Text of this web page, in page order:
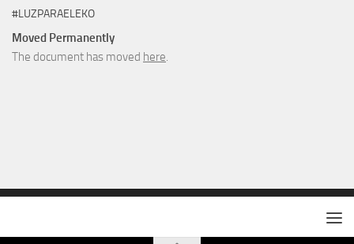
#LUZPARAELEKO
Moved Permanently
The document has moved here.